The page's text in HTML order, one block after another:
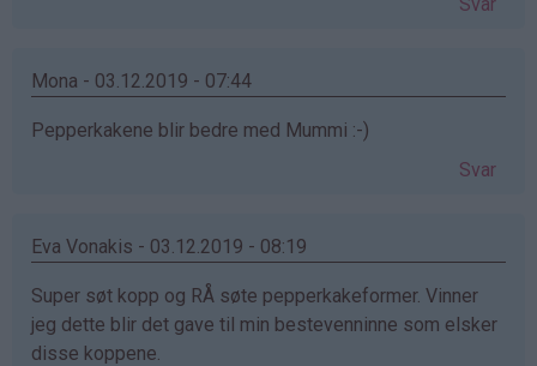
Mona - 03.12.2019 - 07:44
Pepperkakene blir bedre med Mummi :-)
Svar
Eva Vonakis - 03.12.2019 - 08:19
Super søt kopp og RÅ søte pepperkakeformer. Vinner
jeg dette blir det gave til min bestevenninne som elsker
disse koppene.